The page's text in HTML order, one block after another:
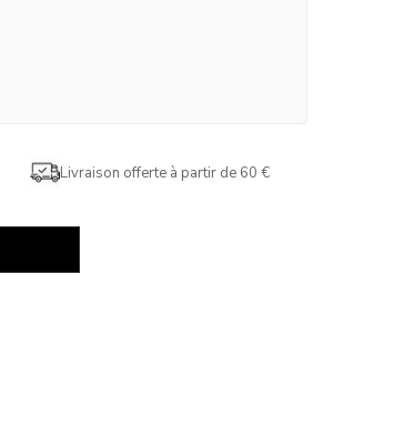
Livraison offerte à partir de 60 €